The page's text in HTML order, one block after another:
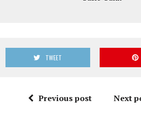
TWEET
Previous post Next